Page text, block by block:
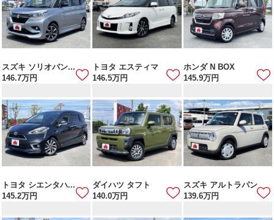
スズキ ソリオバン...
146.7万円
トヨタ エスティマ
146.5万円
ホンダ N BOX
145.9万円
トヨタ シエンタハ...
145.2万円
ダイハツ タフト
140.0万円
スズキ アルトラパン
139.6万円